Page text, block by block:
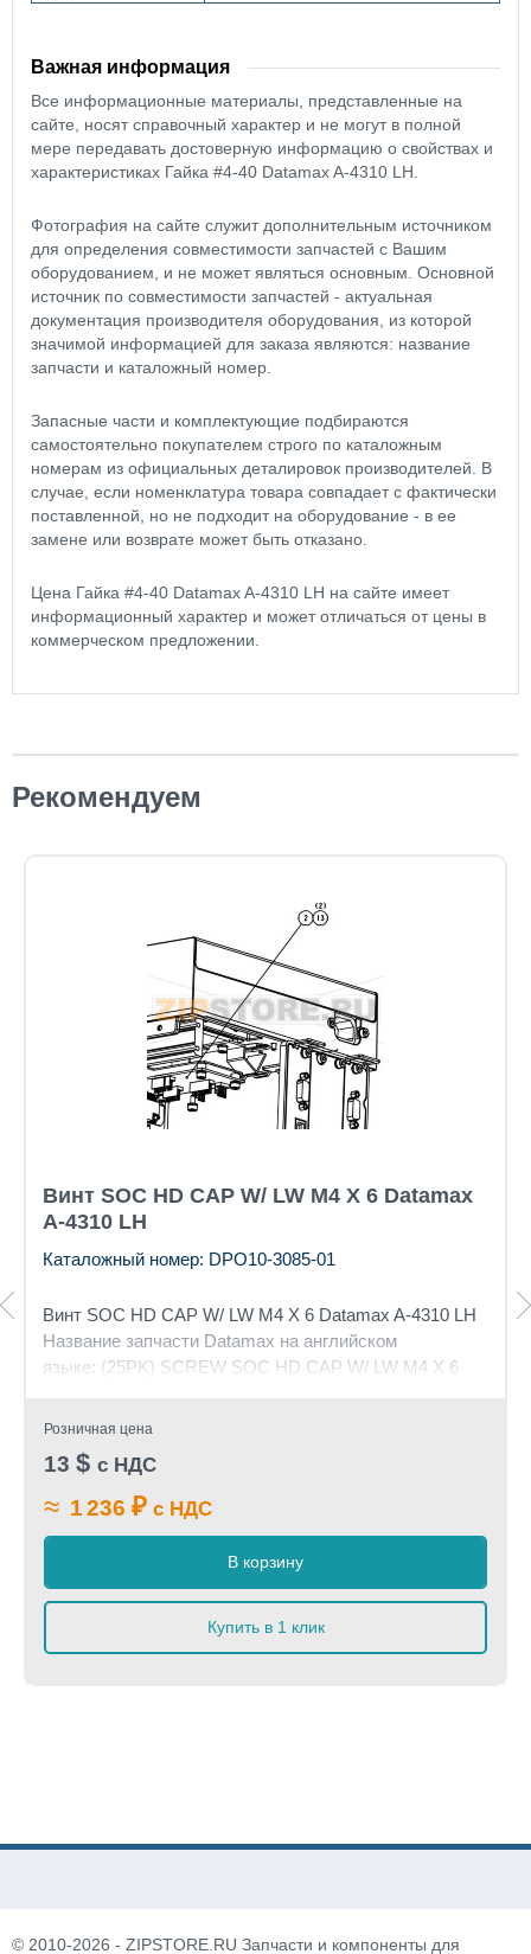
Важная информация
Все информационные материалы, представленные на
сайте, носят справочный характер и не могут в полной
мере передавать достоверную информацию о свойствах и
характеристиках Гайка #4-40 Datamax A-4310 LH.
Фотография на сайте служит дополнительным источником
для определения совместимости запчастей с Вашим
оборудованием, и не может являться основным. Основной
источник по совместимости запчастей - актуальная
документация производителя оборудования, из которой
значимой информацией для заказа являются: название
запчасти и каталожный номер.
Запасные части и комплектующие подбираются
самостоятельно покупателем строго по каталожным
номерам из официальных деталировок производителей. В
случае, если номенклатура товара совпадает с фактически
поставленной, но не подходит на оборудование - в ее
замене или возврате может быть отказано.
Цена Гайка #4-40 Datamax A-4310 LH на сайте имеет
информационный характер и может отличаться от цены в
коммерческом предложении.
Рекомендуем
Винт SOC HD CAP W/ LW M4 X 6 Datamax
A-4310 LH
Каталожный номер: DPO10-3085-01
Винт SOC HD CAP W/ LW M4 X 6 Datamax A-4310 LH
Название запчасти Datamax на английском
языке: (25PK) SCREW SOC HD CAP W/ LW M4 X 6
Розничная цена
13 $ с НДС
≈ 1 236 ₽ с НДС
В корзину
Купить в 1 клик
© 2010-2026 - ZIPSTORE.RU Запчасти и компоненты для